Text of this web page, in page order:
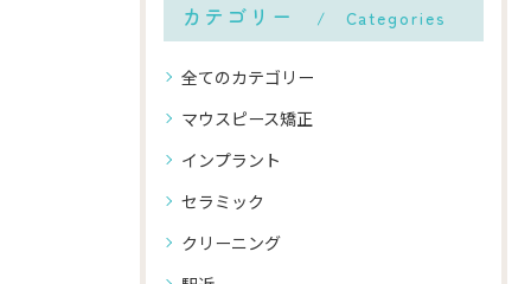
カテゴリー Categories
全てのカテゴリー
マウスピース矯正
インプラント
セラミック
クリーニング